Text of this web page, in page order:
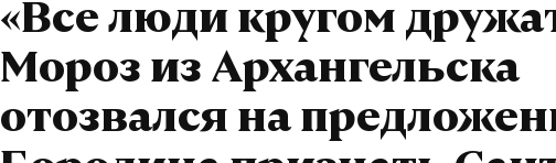
«Все люди кругом
Мороз из Архангельска
отозвался на